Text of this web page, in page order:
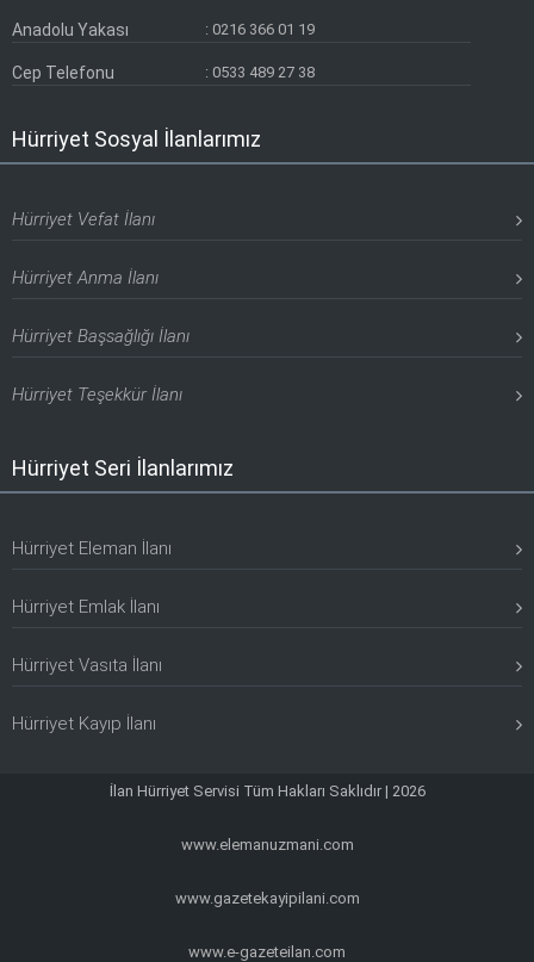
Hürriyet İlan Zeytinburnu Bürosu
Anadolu Yakası : 0216 366 01 19
Cep Telefonu : 0533 489 27 38
Hürriyet Sosyal İlanlarımız
Hürriyet Vefat İlanı
Hürriyet Anma İlanı
Hürriyet Başsağlığı İlanı
Hürriyet Teşekkür İlanı
Hürriyet Seri İlanlarımız
Hürriyet Eleman İlanı
Hürriyet Emlak İlanı
Hürriyet Vasıta İlanı
Hürriyet Kayıp İlanı
İlan Hürriyet Servisi Tüm Hakları Saklıdır | 2026
www.elemanuzmani.com
www.gazetekayipilani.com
www.e-gazeteilan.com